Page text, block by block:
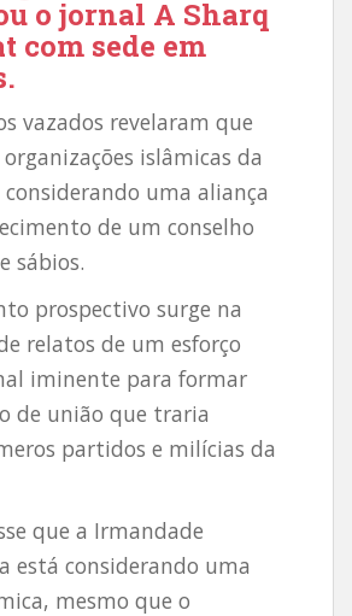
o jornal A Sharq
com sede em
vazados revelaram que
islâmicas da
uma aliança
de um conselho
sábios.
prospectivo surge na
relatos de um esforço
iminente para formar
de união que traria
partidos e milícias da
que a Irmandade
está considerando uma
mesmo que o